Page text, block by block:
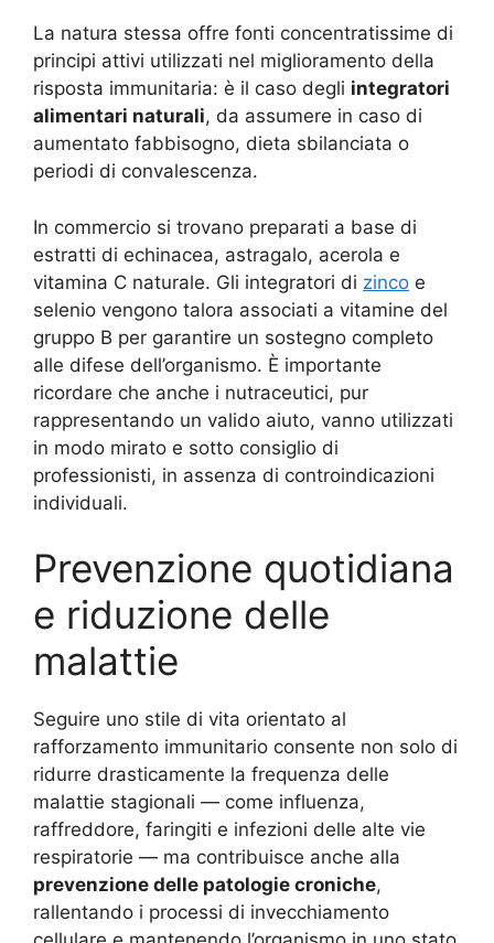
La natura stessa offre fonti concentratissime di
principi attivi utilizzati nel miglioramento della
risposta immunitaria: è il caso degli integratori
alimentari naturali, da assumere in caso di
aumentato fabbisogno, dieta sbilanciata o
periodi di convalescenza.
In commercio si trovano preparati a base di
estratti di echinacea, astragalo, acerola e
vitamina C naturale. Gli integratori di zinco e
selenio vengono talora associati a vitamine del
gruppo B per garantire un sostegno completo
alle difese dell’organismo. È importante
ricordare che anche i nutraceutici, pur
rappresentando un valido aiuto, vanno utilizzati
in modo mirato e sotto consiglio di
professionisti, in assenza di controindicazioni
individuali.
Prevenzione quotidiana
e riduzione delle
malattie
Seguire uno stile di vita orientato al
rafforzamento immunitario consente non solo di
ridurre drasticamente la frequenza delle
malattie stagionali — come influenza,
raffreddore, faringiti e infezioni delle alte vie
respiratorie — ma contribuisce anche alla
prevenzione delle patologie croniche,
rallentando i processi di invecchiamento